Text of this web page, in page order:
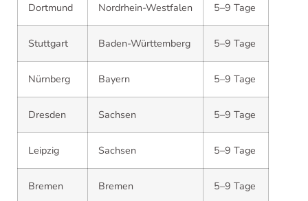
Dortmund Nordrhein-Westfalen 5–9 Tage
Stuttgart Baden-Württemberg 5–9 Tage
Nürnberg Bayern 5–9 Tage
Dresden Sachsen 5–9 Tage
Leipzig Sachsen 5–9 Tage
Bremen Bremen 5–9 Tage